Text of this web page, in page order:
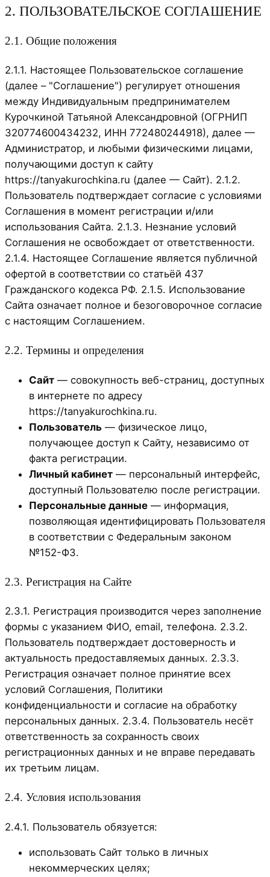
2. ПОЛЬЗОВАТЕЛЬСКОЕ СОГЛАШЕНИЕ
2.1. Общие положения
2.1.1. Настоящее Пользовательское соглашение
(далее – "Соглашение") регулирует отношения
между Индивидуальным предпринимателем
Курочкиной Татьяной Александровной (ОГРНИП
320774600434232, ИНН 772480244918), далее —
Администратор, и любыми физическими лицами,
получающими доступ к сайту
https://tanyakurochkina.ru (далее — Сайт). 2.1.2.
Пользователь подтверждает согласие с условиями
Соглашения в момент регистрации и/или
использования Сайта. 2.1.3. Незнание условий
Соглашения не освобождает от ответственности.
2.1.4. Настоящее Соглашение является публичной
офертой в соответствии со статьёй 437
Гражданского кодекса РФ. 2.1.5. Использование
Сайта означает полное и безоговорочное согласие
с настоящим Соглашением.
2.2. Термины и определения
Сайт — совокупность веб-страниц, доступных
в интернете по адресу
https://tanyakurochkina.ru.
Пользователь — физическое лицо,
получающее доступ к Сайту, независимо от
факта регистрации.
Личный кабинет — персональный интерфейс,
доступный Пользователю после регистрации.
Персональные данные — информация,
позволяющая идентифицировать Пользователя
в соответствии с Федеральным законом
№152-ФЗ.
2.3. Регистрация на Сайте
2.3.1. Регистрация производится через заполнение
формы с указанием ФИО, email, телефона. 2.3.2.
Пользователь подтверждает достоверность и
актуальность предоставляемых данных. 2.3.3.
Регистрация означает полное принятие всех
условий Соглашения, Политики
конфиденциальности и согласие на обработку
персональных данных. 2.3.4. Пользователь несёт
ответственность за сохранность своих
регистрационных данных и не вправе передавать
их третьим лицам.
2.4. Условия использования
2.4.1. Пользователь обязуется:
использовать Сайт только в личных
некоммерческих целях;